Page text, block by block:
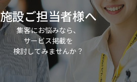
施設ご担当者様へ
集客にお悩みなら、
サービス掲載を
検討してみませんか？